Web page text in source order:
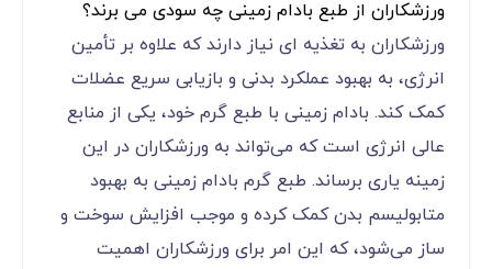
ورزشکاران از طبع بادام زمینی چه سودی می برند؟
ورزشکاران به تغذیه‌ ای نیاز دارند که علاوه بر تأمین
انرژی، به بهبود عملکرد بدنی و بازیابی سریع عضلات
کمک کند. بادام زمینی با طبع گرم خود، یکی از منابع
عالی انرژی است که می‌تواند به ورزشکاران در این
زمینه یاری برساند. طبع گرم بادام زمینی به بهبود
متابولیسم بدن کمک کرده و موجب افزایش سوخت و
ساز می‌شود، که این امر برای ورزشکاران اهمیت